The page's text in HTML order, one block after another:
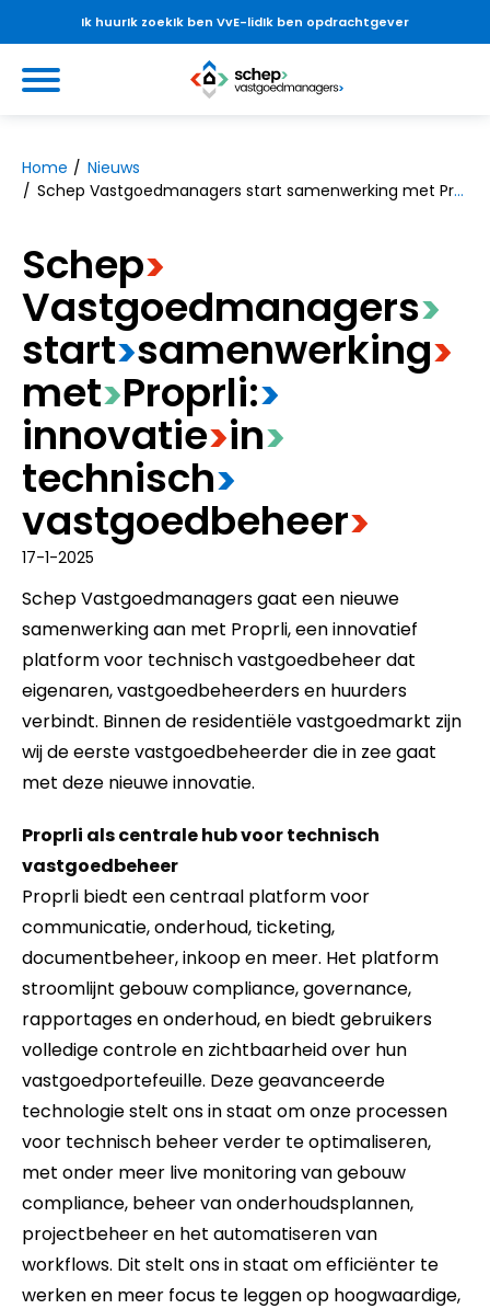
Naar hoofdinhoud
Naar hoofdnavigatiemenu
Naar zoeken
https://
Ga naar Hoofd
Ik huurIk zoekIk ben VvE-lidIk ben opdrachtgever
Home
Nieuws
Schep Vastgoedmanagers start samenwerking met Proprli: innovatie in technisch vastgoedbeheer
Schep>
Vastgoedmanagers>
start>​samenwerking>
met>​Proprli:>
innovatie>​in>
technisch>
vastgoedbeheer>
17-1-2025
Schep Vastgoedmanagers gaat een nieuwe
samenwerking aan met Proprli, een innovatief
platform voor technisch vastgoedbeheer dat
eigenaren, vastgoedbeheerders en huurders
verbindt. Binnen de residentiële vastgoedmarkt zijn
wij de eerste vastgoedbeheerder die in zee gaat
met deze nieuwe innovatie.
Proprli als centrale hub voor technisch
vastgoedbeheer
Proprli biedt een centraal platform voor
communicatie, onderhoud, ticketing,
documentbeheer, inkoop en meer. Het platform
stroomlijnt gebouw compliance, governance,
rapportages en onderhoud, en biedt gebruikers
volledige controle en zichtbaarheid over hun
vastgoedportefeuille. Deze geavanceerde
technologie stelt ons in staat om onze processen
voor technisch beheer verder te optimaliseren,
met onder meer live monitoring van gebouw
compliance, beheer van onderhoudsplannen,
projectbeheer en het automatiseren van
workflows. Dit stelt ons in staat om efficiënter te
werken en meer focus te leggen op hoogwaardige,